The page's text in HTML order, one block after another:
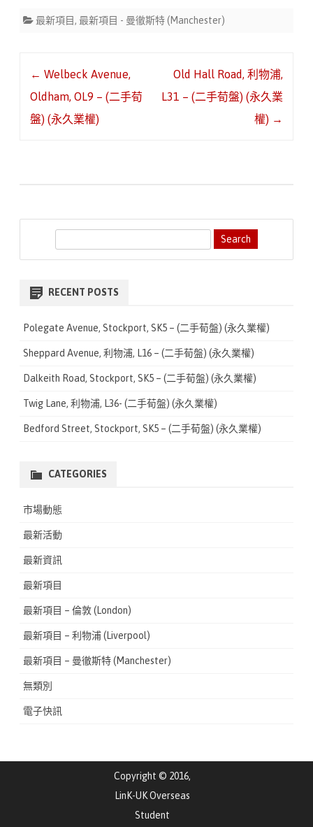
最新項目 , 最新項目 - 曼徹斯特 (Manchester)
← Welbeck Avenue,
Oldham, OL9 – (二手荀
盤) (永久業權)
Old Hall Road, 利物浦,
L31 – (二手荀盤) (永久業
權) →
RECENT POSTS
Polegate Avenue, Stockport, SK5 – (二手荀盤) (永久業權)
Sheppard Avenue, 利物浦, L16 – (二手荀盤) (永久業權)
Dalkeith Road, Stockport, SK5 – (二手荀盤) (永久業權)
Twig Lane, 利物浦, L36- (二手荀盤) (永久業權)
Bedford Street, Stockport, SK5 – (二手荀盤) (永久業權)
CATEGORIES
市場動態
最新活動
最新資訊
最新項目
最新項目 – 倫敦 (London)
最新項目 – 利物浦 (Liverpool)
最新項目 – 曼徹斯特 (Manchester)
無類別
電子快訊
Copyright © 2016,
LinK-UK Overseas
Student